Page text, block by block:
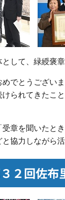
して、緑綬褒
でとうござい
られてきたこ
章を聞いたと
協力しながら
２回佐